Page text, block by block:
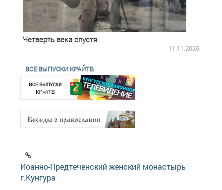
Четверть века спустя
11.11.2025
ВСЕ ВЫПУСКИ КРАЙТВ
Иоанно-Предтеченский женский монастырь
г.Кунгура